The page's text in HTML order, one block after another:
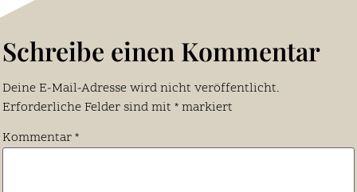
Schreibe einen Kommentar
Deine E-Mail-Adresse wird nicht veröffentlicht.
Erforderliche Felder sind mit *markiert
Kommentar*